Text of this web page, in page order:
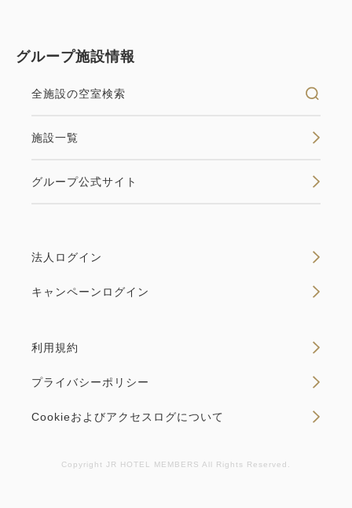
in 15:00~ / out 12:00まで
ユニバーサル・スタジオ・ジャパンを満喫するなら、
おすすめ。 【プラン内容】 ユニバーサル・スタジ
グループ施設情報
全施設の空室検索
施設一覧
グループ公式サイト
法人ログイン
キャンペーンログイン
利用規約
プライバシーポリシー
Cookieおよびアクセスログについて
Copyright JR HOTEL MEMBERS All Rights Reserved.